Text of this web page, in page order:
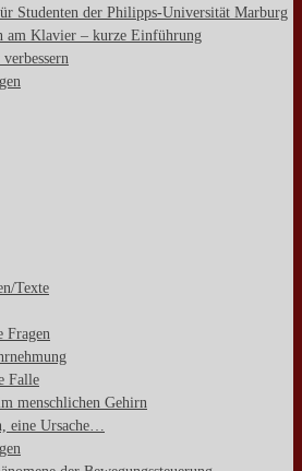
Studenten der Philipps-Universität Marburg
am Klavier – kurze Einführung
Texte
Fragen
Falle
menschlichen Gehirn
eine Ursache…